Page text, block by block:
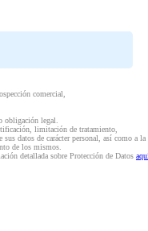
comercial,
obligación legal.
limitación de tratamiento,
datos de carácter personal, así como a la
de los mismos.
detallada sobre Protección de Datos